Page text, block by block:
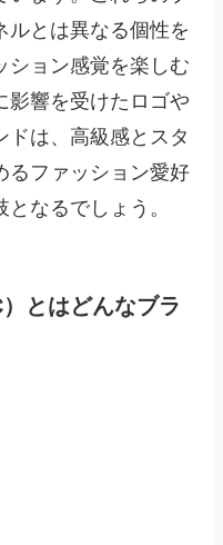
ルとは異なる個性を
ション感覚を楽しむ
影響を受けたロゴや
ドは、高級感とスタ
るファッション愛好
なるでしょう。
とはどんなブラ